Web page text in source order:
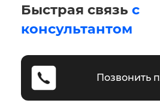
Быстрая связь с
консультантом
Позвонить